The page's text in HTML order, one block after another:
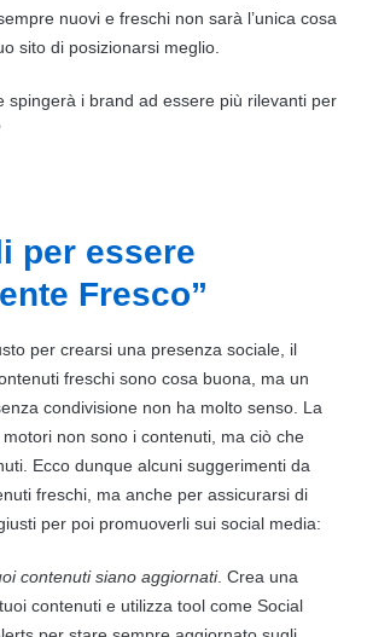
nuovi e freschi non sarà l’unica cosa
sito di posizionarsi meglio.
spingerà i brand ad essere più rilevanti per
per essere
Fresco”
per crearsi una presenza sociale, il
freschi sono cosa buona, ma un
condivisione non ha molto senso. La
non sono i contenuti , ma ciò che
. Ecco dunque alcuni suggerimenti da
freschi, ma anche per assicurarsi di
per poi promuoverli sui social media:
contenutisiano aggiornati. Crea una
contenuti e utilizza tool come Social